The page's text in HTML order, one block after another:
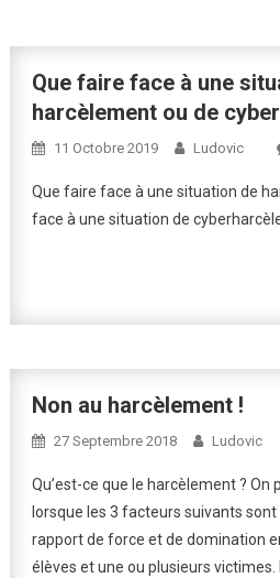
Que faire face à une
harcèlement ou de
11 Octobre 2019 Ludovic
Que faire face à une situation de
face à une situation de
Non au harcèlement !
27 Septembre 2018 Ludovic
Qu’est-ce que le harcèlement ? On
lorsque les 3 facteurs suivants sont
rapport de force et de domination
élèves et une ou plusieurs victimes.